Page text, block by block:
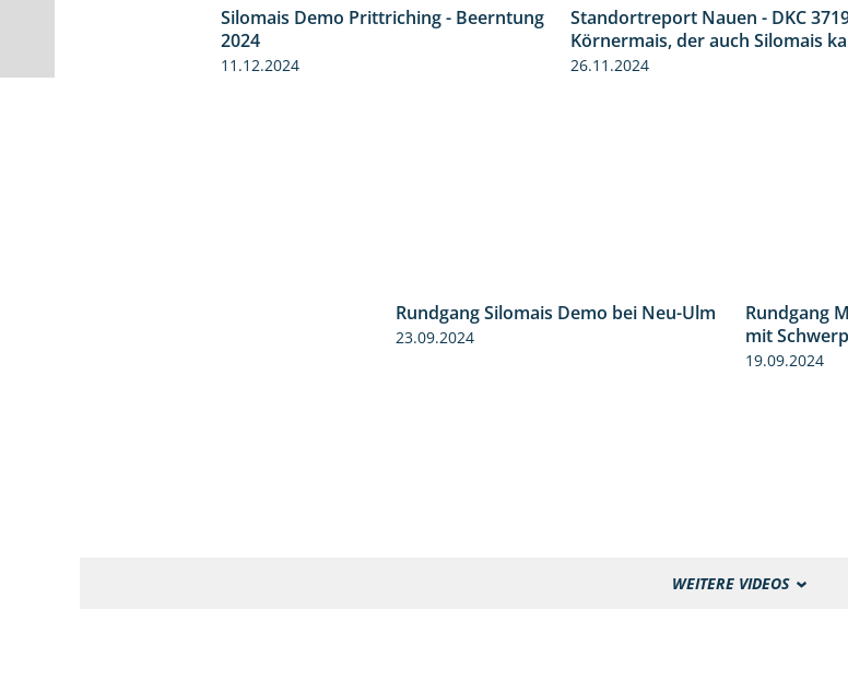
Silomais Demo Prittriching - Beerntung
2024
11.12.2024
Standortreport Nauen - DKC
Körnermais, der auch Silomais
26.11.2024
Rundgang Silomais Demo bei Neu-Ulm
23.09.2024
Rundgang
mit
19.09.2024
WEITERE VIDEOS